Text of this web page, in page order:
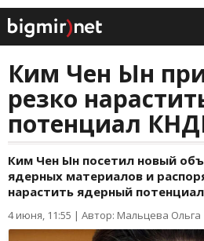
Ким Чен Ын
резко
потенциал
Ким Чен Ын посетил новый
ядерных материалов и
нарастить ядерный
4 июня, 11:55 | Автор: Мальцева Ольга